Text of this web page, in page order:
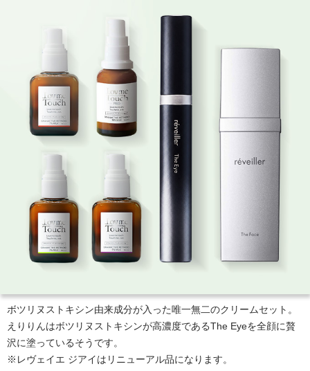
ボツリヌストキシン由来成分が入った唯一無二のクリームセット。
えりりんはボツリヌストキシンが高濃度であるThe Eyeを全顔に贅
沢に塗っているそうです。
※レヴェイエ ジアイはリニューアル品になります。